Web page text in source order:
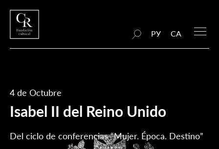
РУ CA
4 de Octubre
Isabel II del Reino Unido
Del ciclo de conferencias “Mujer. Época. Destino”